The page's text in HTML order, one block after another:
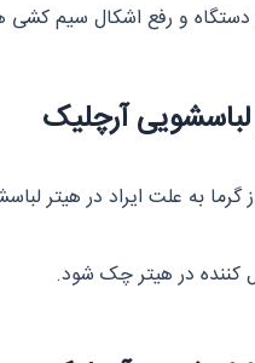
دستگاه و رفع اشکال سیم کشی
گرما به علت ایراد در هیتر
کننده در هیتر چک شود.